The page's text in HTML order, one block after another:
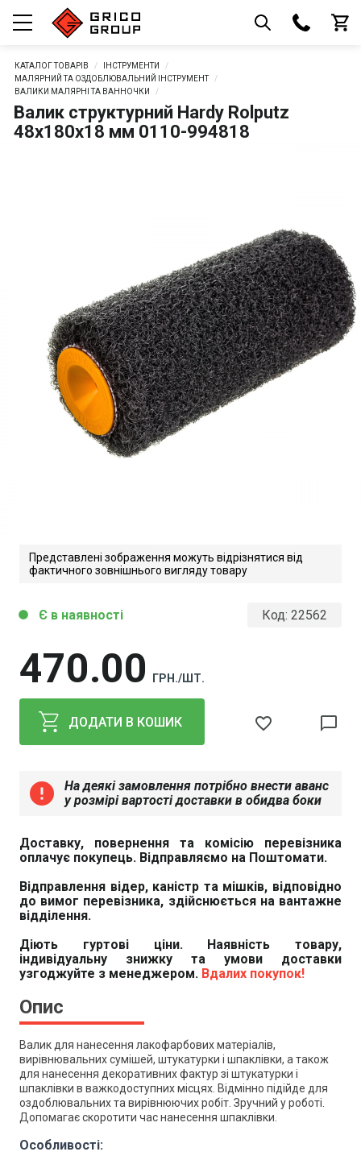
КАТАЛОГ ТОВАРІВ
ІНСТРУМЕНТИ
МАЛЯРНИЙ ТА ОЗДОБЛЮВАЛЬНИЙ ІНСТРУМЕНТ
ВАЛИКИ МАЛЯРНІ ТА ВАННОЧКИ
Валик структурний Hardy Rolputz
48х180х18 мм 0110-994818
Представлені зображення можуть відрізнятися від
фактичного зовнішнього вигляду товару
Код: 22562
470 00 ГРН./ШТ.
circle Є в наявності
ДОДАТИ В КОШИК favorite_border chat_bubble_outline
error
На деякі замовлення потрібно внести аванс
у розмірі вартості доставки в обидва боки
Доставку, повернення та комісію перевізника
оплачує покупець. Відправляємо на Поштомати.
Відправлення відер, каністр та мішків, відповідно
до вимог перевізника, здійснюється на вантажне
відділення.
Діють гуртові ціни. Наявність товару,
індивідуальну знижку та умови доставки
узгоджуйте з менеджером. Вдалих покупок!
Опис
Валик для нанесення лакофарбових матеріалів,
вирівнювальних сумішей, штукатурки і шпаклівки, а також
для нанесення декоративних фактур зі штукатурки і
шпаклівки в важкодоступних місцях. Відмінно підійде для
оздоблювальних та вирівнюючих робіт. Зручний у роботі.
Допомагає скоротити час нанесення шпаклівки.
Особливості: